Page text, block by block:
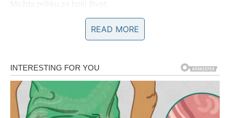
Možda priliku za bolji život.
Možda finansijsku sigurnost.
Zvijezde pokazuju da se približava period tokom kojeg će
se pojaviti mogućnosti koje vas vode upravo prema tome.
READ MORE